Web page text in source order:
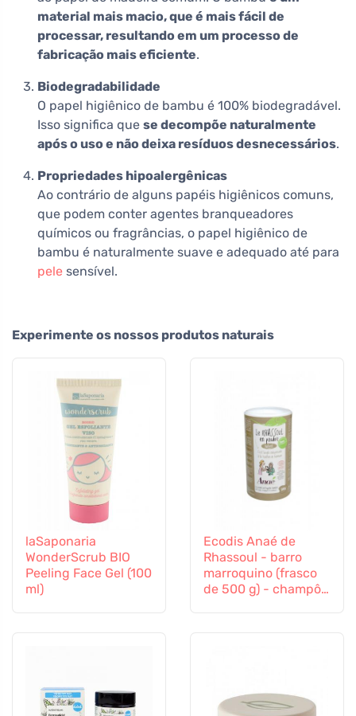
material mais macio, que é mais fácil de
processar, resultando em um processo de
fabricação mais eficiente.
Biodegradabilidade
O papel higiênico de bambu é 100% biodegradável.
Isso significa que se decompõe naturalmente
após o uso e não deixa resíduos desnecessários.
Propriedades hipoalergênicas
Ao contrário de alguns papéis higiênicos comuns,
que podem conter agentes branqueadores
químicos ou fragrâncias, o papel higiênico de
bambu é naturalmente suave e adequado até para
pele sensível.
Experimente os nossos produtos naturais
laSaponaria
WonderScrub BIO
Peeling Face Gel (100
ml)
Ecodis Anaé de
Rhassoul - barro
marroquino (frasco
de 500 g) - champô,